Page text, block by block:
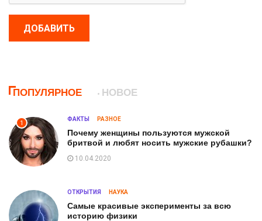
ДОБАВИТЬ
ПОПУЛЯРНОЕ НОВОЕ
1
ФАКТЫ РАЗНОЕ
Почему женщины пользуются мужской
бритвой и любят носить мужские рубашки?
10.04.2020
ОТКРЫТИЯ НАУКА
Самые красивые эксперименты за всю
историю физики